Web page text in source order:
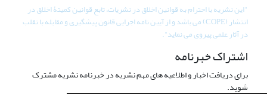
"این نشریه با احترام به قوانین اخلاق در نشریات، تابع قوانین کمیتۀ اخلاق در
انتشار (COPE) می باشد و از آیین نامه اجرایی قانون پیشگیری و مقابله با تقلب
در آثار علمی پیروی می نماید".
اشتراک خبرنامه
برای دریافت اخبار و اطلاعیه های مهم نشریه در خبرنامه نشریه مشترک
شوید.